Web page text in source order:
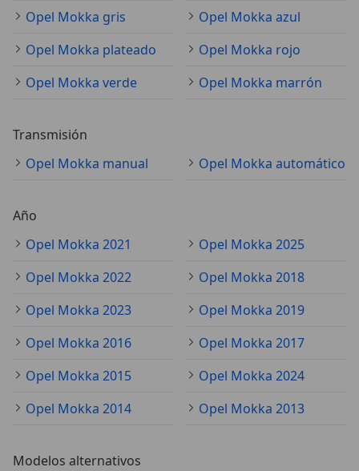
Opel Mokka gris
Opel Mokka azul
Opel Mokka plateado
Opel Mokka rojo
Opel Mokka verde
Opel Mokka marrón
Transmisión
Opel Mokka manual
Opel Mokka automático
Año
Opel Mokka 2021
Opel Mokka 2025
Opel Mokka 2022
Opel Mokka 2018
Opel Mokka 2023
Opel Mokka 2019
Opel Mokka 2016
Opel Mokka 2017
Opel Mokka 2015
Opel Mokka 2024
Opel Mokka 2014
Opel Mokka 2013
Modelos alternativos